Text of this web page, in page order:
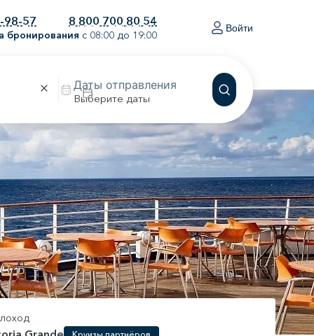
98-57 8 800 700 80 54
бронирования с 08:00 до 19:00
Войти
Выберите даты
Круизы партнёров